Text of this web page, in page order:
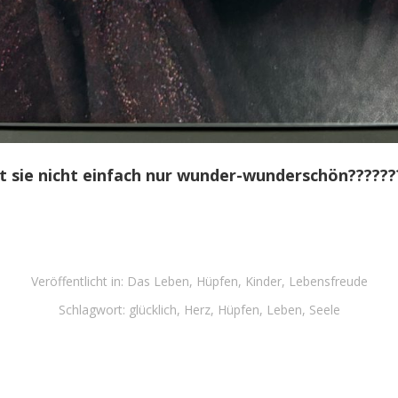
sie nicht einfach nur wunder-
Veröffentlicht in: Das Leben, Hüpfen, Kinder, Lebensfreude
Schlagwort: glücklich, Herz, Hüpfen, Leben, Seele